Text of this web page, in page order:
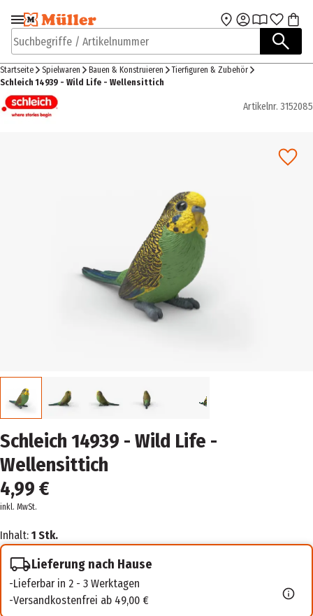
Zur Navigation
springen
Zum Hauptinhalt
Suchbegriffe / Artikelnummer
Startseite Spielwaren Bauen & Konstruieren
Tierfiguren & Zubehör
Schleich 14939 - Wild Life - Wellensittich
Artikelnr. 3152085
Schleich 14939 - Wild Life -
Wellensittich
4,99 €
inkl. MwSt.
Inhalt: 1 Stk.
Lieferung nach Hause
Lieferbar in 2 - 3 Werktagen
Versandkostenfrei ab 49,00 €